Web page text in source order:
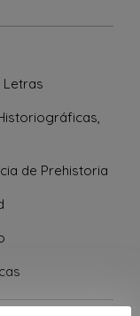
Letras
de Prehistoria